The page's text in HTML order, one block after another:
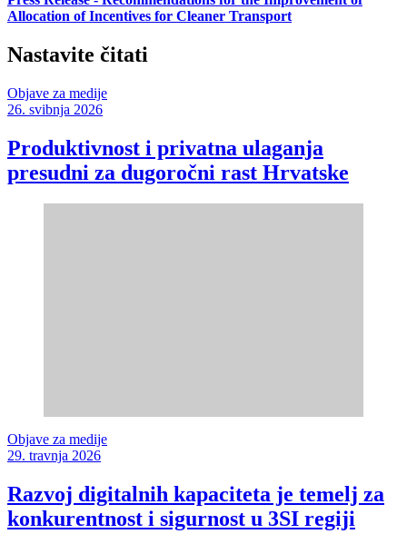
Allocation of Incentives for Cleaner Transport
Nastavite čitati
Objave za medije
26. svibnja 2026
Produktivnost i privatna ulaganja
presudni za dugoročni rast Hrvatske
Objave za medije
29. travnja 2026
Razvoj digitalnih kapaciteta je temelj za
konkurentnost i sigurnost u 3SI regiji